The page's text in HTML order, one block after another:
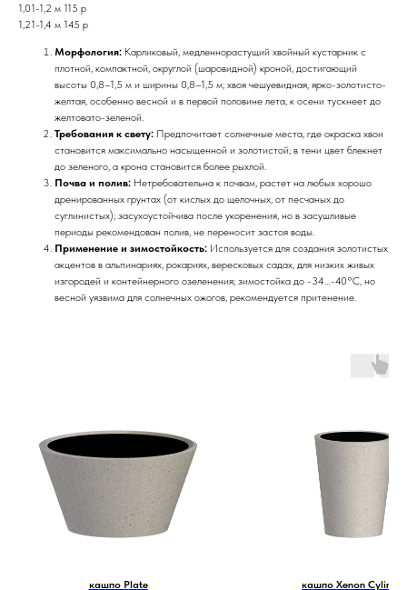
1,01-1,2 м 115 р
1,21-1,4 м 145 р
Морфология: Карликовый, медленнорастущий хвойный кустарник с
плотной, компактной, округлой (шаровидной) кроной, достигающий
высоты 0,8–1,5 м и ширины 0,8–1,5 м; хвоя чешуевидная, ярко-золотисто-
желтая, особенно весной и в первой половине лета, к осени тускнеет до
желтовато-зеленой.
Требования к свету: Предпочитает солнечные места, где окраска хвои
становится максимально насыщенной и золотистой; в тени цвет блекнет
до зеленого, а крона становится более рыхлой.
Почва и полив: Нетребовательна к почвам, растет на любых хорошо
дренированных грунтах (от кислых до щелочных, от песчаных до
суглинистых); засухоустойчива после укоренения, но в засушливые
периоды рекомендован полив, не переносит застоя воды.
Применение и зимостойкость: Используется для создания золотистых
акцентов в альпинариях, рокариях, вересковых садах, для низких живых
изгородей и контейнерного озеленения; зимостойка до -34…-40°C, но
весной уязвима для солнечных ожогов, рекомендуется притенение.
кашпо Plate кашпо Xenon Cylinder